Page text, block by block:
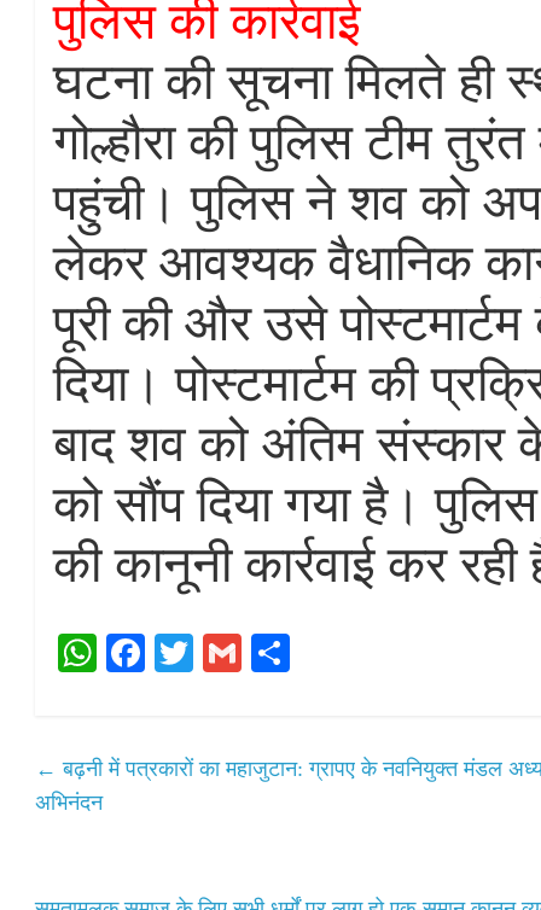
पुलिस की कार्रवाई
घटना की सूचना मिलते ही
गोल्हौरा की पुलिस टीम
पहुंची। पुलिस ने शव को
लेकर आवश्यक वैधानिक
पूरी की और उसे
दिया। पोस्टमार्टम की
बाद शव को अंतिम संस्कार
को सौंप दिया गया है।
की कानूनी कार्रवाई कर
W
A
pp
Fa
ok
T
r
G
← बढ़नी में पत्रकारों का महाजुटान: ग्रापए के नवनियुक्त मंडल
अभिनंदन